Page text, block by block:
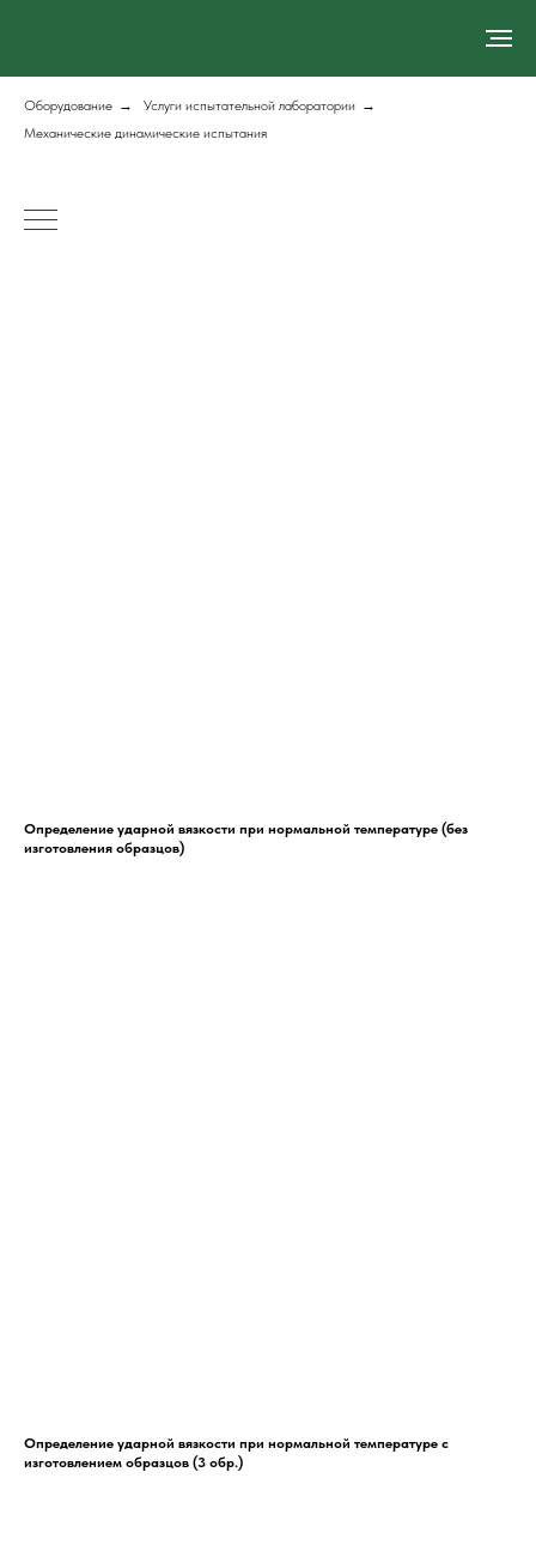
Оборудование → Услуги испытательной лаборатории →
Механические динамические испытания
Определение ударной вязкости при нормальной температуре (без
изготовления образцов)
Определение ударной вязкости при нормальной температуре с
изготовлением образцов (3 обр.)